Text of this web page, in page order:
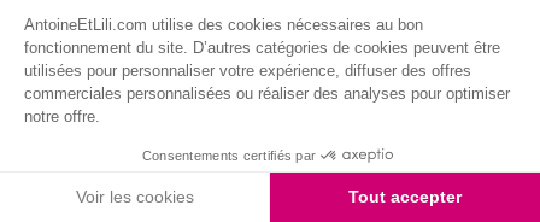
AntoineEtLili.com utilise des cookies nécessaires au bon
fonctionnement du site. D’autres catégories de cookies peuvent être
utilisées pour personnaliser votre expérience, diffuser des offres
commerciales personnalisées ou réaliser des analyses pour optimiser
notre offre.
Consentements certifiés par
Voir les cookies Tout accepter